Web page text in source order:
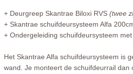
+ Deurgreep Skantrae Biloxi RVS (twee
+ Skantrae schuifdeursysteem Alfa
+ Ondergeleiding schuifdeursysteem
Het Skantrae Alfa schuifdeursysteem is
wand. Je monteert de schuifdeurrail